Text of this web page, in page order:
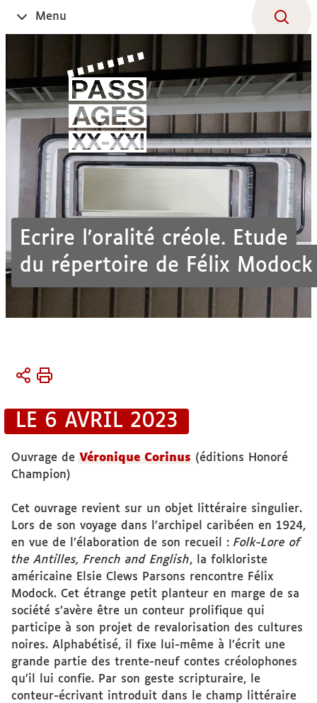
Ouvrir
le
Menu
Ecrire l'oralité créole. Etude
du répertoire de Félix Modock
Vous
Accueil
Publications
LE 6 AVRIL 2023
Ouvrage de Véronique Corinus (éditions Honoré
Champion)
Cet ouvrage revient sur un objet littéraire singulier.
Lors de son voyage dans l’archipel caribéen en 1924,
en vue de l’élaboration de son recueil : Folk-Lore of
the Antilles, French and English, la folkloriste
américaine Elsie Clews Parsons rencontre Félix
Modock. Cet étrange petit planteur en marge de sa
société s’avère être un conteur prolifique qui
participe à son projet de revalorisation des cultures
noires. Alphabétisé, il fixe lui-même à l’écrit une
grande partie des trente-neuf contes créolophones
qu’il lui confie. Par son geste scripturaire, le
conteur-écrivant introduit dans le champ littéraire